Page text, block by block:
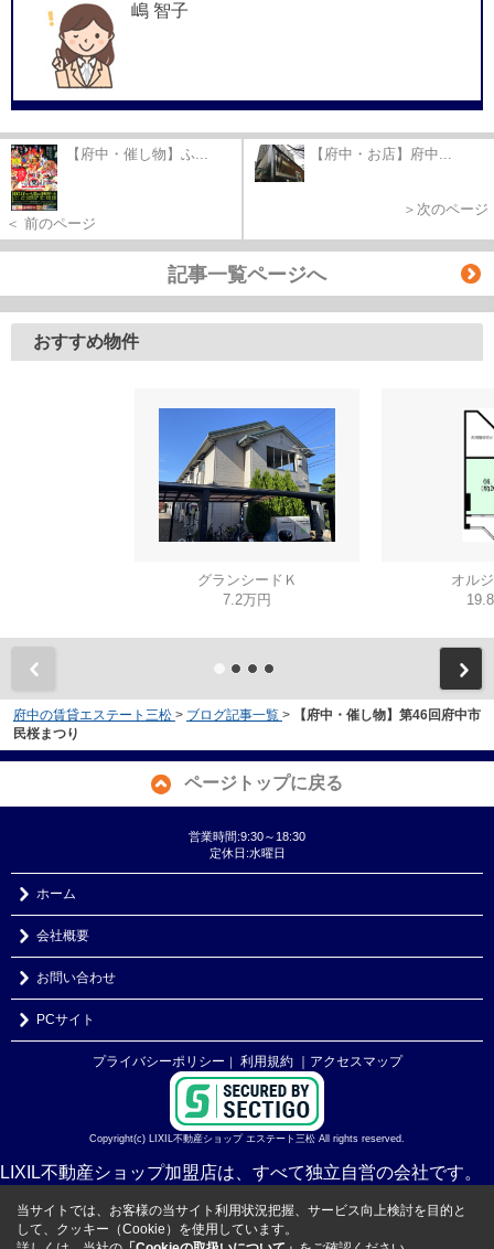
嶋 智子
【府中・催し物】ふ...
＜ 前のページ
【府中・お店】府中...
＞次のページ
記事一覧ページへ
おすすめ物件
グランシードＫ
7.2万円
オル
府中の賃貸エステート三松 > ブログ記事一覧 >
【府中・催し物】第46回府中市
民桜まつり
ページトップに戻る
営業時間:9:30～18:30
定休日:水曜日
ホーム
会社概要
お問い合わせ
PCサイト
プライバシーポリシー 利用規約 ｜アクセスマップ
Copyright(c) LIXIL不動産ショップ エステート三松 All rights reserved.
LIXIL不動産ショップ加盟店は、すべて独立自営の会社です。
当サイトでは、お客様の当サイト利用状況把握、サービス向上検討を目的と
して、クッキー（Cookie）を使用しています。